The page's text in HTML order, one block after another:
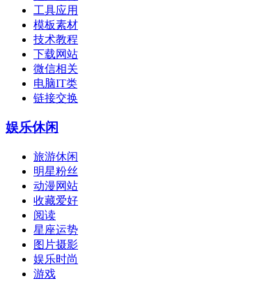
工具应用
模板素材
技术教程
下载网站
微信相关
电脑IT类
链接交换
娱乐休闲
旅游休闲
明星粉丝
动漫网站
收藏爱好
阅读
星座运势
图片摄影
娱乐时尚
游戏